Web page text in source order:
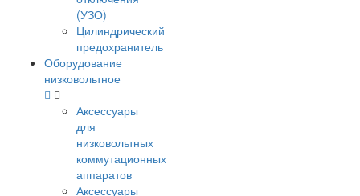
(УЗО)
Цилиндрический
предохранитель
Оборудование
низковольтное
Аксессуары
для
низковольтных
коммутационных
аппаратов
Аксессуары